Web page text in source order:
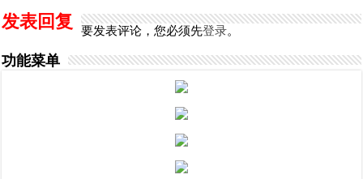
发表回复 要发表评论，您必须先登录。
功能菜单